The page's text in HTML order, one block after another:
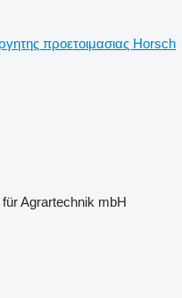
προετοιμασιας Horsch
Agrartechnik mbH